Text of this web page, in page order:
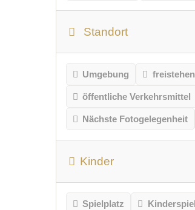
Standort
Umgebung
öffentliche Verkehrsmittel
Nächste Fotogelegenheit
Kinder
Spielplatz